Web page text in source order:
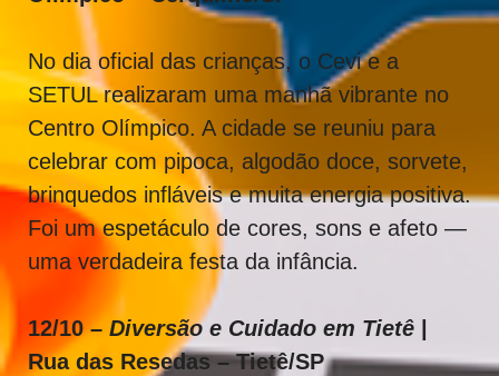
No dia oficial das crianças, o Cevi e a
SETUL realizaram uma manhã vibrante no
Centro Olímpico. A cidade se reuniu para
celebrar com pipoca, algodão doce, sorvete,
brinquedos infláveis e muita energia positiva.
Foi um espetáculo de cores, sons e afeto —
uma verdadeira festa da infância.
12/10 – Diversão e Cuidado em Tietê |
Rua das Resedas – Tietê/SP